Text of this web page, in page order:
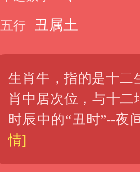
五行 丑属土
生肖牛，指的是十二
肖中居次位，与十二
时辰中的“丑时”--夜
情]